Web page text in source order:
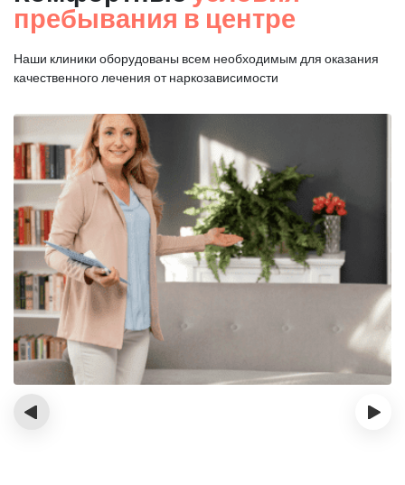
пребывания в центре
Наши клиники оборудованы всем необходимым для оказания
качественного лечения от наркозависимости
‹ ›